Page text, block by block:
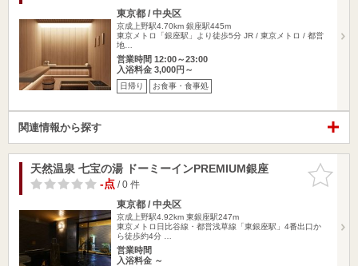
東京都 / 中央区
京成上野駅4.70km 銀座駅445m
東京メトロ「銀座駅」より徒歩5分 JR / 東京メトロ / 都営
地…
営業時間 12:00～23:00
入浴料金 3,000円～
日帰り お食事・食事処
関連情報から探す
お気に入
りに追加
天然温泉 七宝の湯 ドーミーインPREMIUM銀座
-点/ 0 件
東京都 / 中央区
京成上野駅4.92km 東銀座駅247m
東京メトロ日比谷線・都営浅草線「東銀座駅」4番出口か
ら徒歩約4分 …
営業時間
入浴料金 ～